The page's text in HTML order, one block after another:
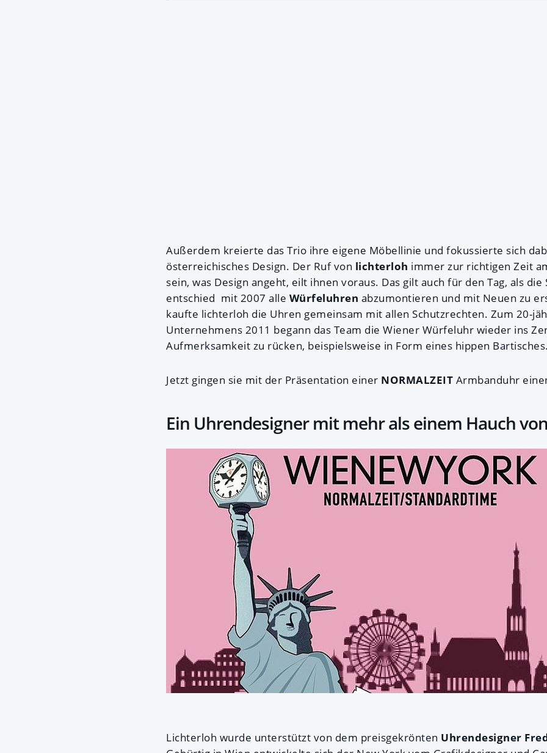
Außerdem kreierte das Trio ihre eigene Möbellinie und fokussierte sich
österreichisches Design. Der Ruf von lichterloh immer zur richtigen Zeit
sein, was Design angeht, eilt ihnen voraus. Das gilt auch für den Tag, als die
entschied mit 2007 alle Würfeluhren abzumontieren und mit Neuen zu
kaufte lichterloh die Uhren gemeinsam mit allen Schutzrechten. Zum 20-
Unternehmens 2011 begann das Team die Wiener Würfeluhr wieder ins
Aufmerksamkeit zu rücken, beispielsweise in Form eines hippen Bartisches.
Jetzt gingen sie mit der Präsentation einer NORMALZEIT Armbanduhr
Ein Uhrendesigner mit mehr als einem Hauch
Lichterloh wurde unterstützt von dem preisgekrönten Uhrendesigner